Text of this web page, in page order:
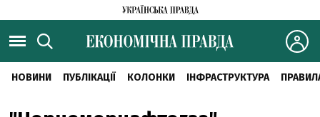
НОВИНИ ПУБЛІКАЦІЇ КОЛОНКИ ІНФРАСТРУКТУРА